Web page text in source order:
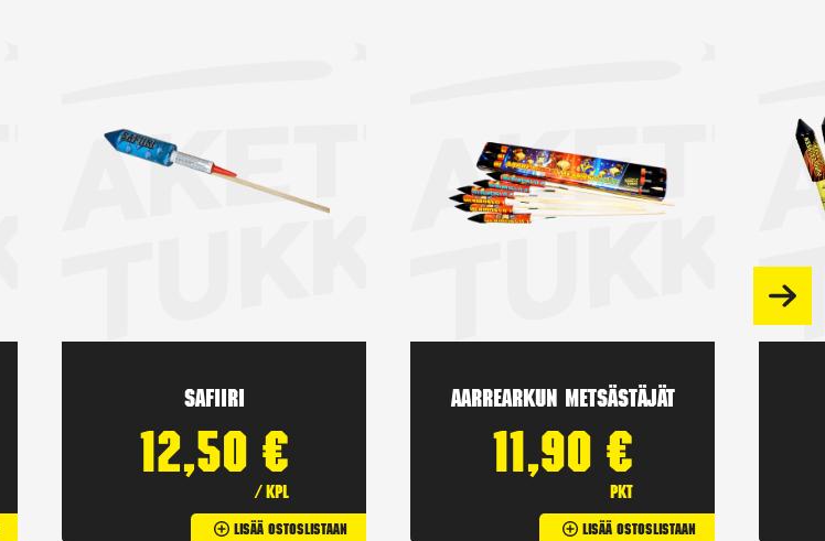
Safiiri
12,50 €
/ kpl
Lisää Ostoslistaan
Aarrearkun Metsästäjät
11,90 €
pkt
Lisää Ostoslistaan